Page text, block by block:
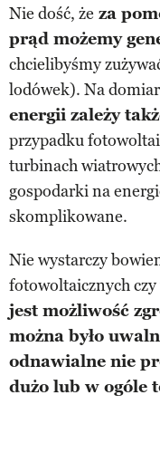
Nie dość, że za
prąd możemy
chcielibyśmy
lodówek). Na domiar
energii zależy
przypadku
turbinach
gospodarki na
skomplikowane.
Nie wystarczy
fotowoltaicznych
jest możliwość
można było
odnawialne nie
dużo lub w ogóle